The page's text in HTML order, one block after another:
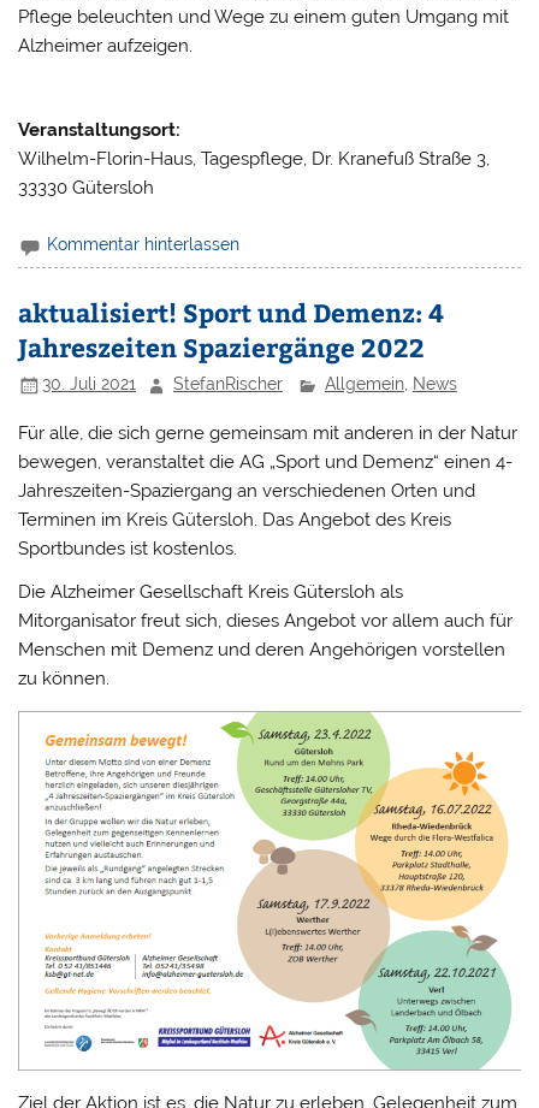
Pflege beleuchten und Wege zu einem guten Umgang mit
Alzheimer aufzeigen.
Veranstaltungsort:
Wilhelm-Florin-Haus, Tagespflege, Dr. Kranefuß Straße 3,
33330 Gütersloh
Kommentar hinterlassen
aktualisiert! Sport und Demenz: 4
Jahreszeiten Spaziergänge 2022
30. Juli 2021 StefanRischer Allgemein, News
Für alle, die sich gerne gemeinsam mit anderen in der Natur
bewegen, veranstaltet die AG „Sport und Demenz“ einen 4-
Jahreszeiten-Spaziergang an verschiedenen Orten und
Terminen im Kreis Gütersloh. Das Angebot des Kreis
Sportbundes ist kostenlos.
Die Alzheimer Gesellschaft Kreis Gütersloh als
Mitorganisator freut sich, dieses Angebot vor allem auch für
Menschen mit Demenz und deren Angehörigen vorstellen
zu können.
Ziel der Aktion ist es, die Natur zu erleben, Gelegenheit zum